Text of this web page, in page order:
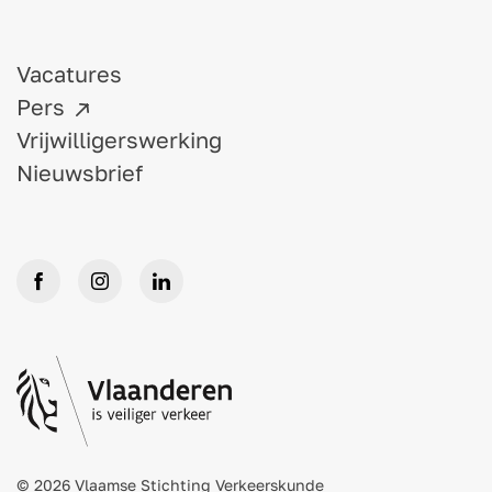
Vacatures
Pers
Vrijwilligerswerking
Nieuwsbrief
© 2026 Vlaamse Stichting Verkeerskunde